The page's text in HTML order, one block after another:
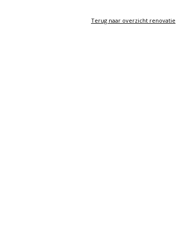
Terug naar overzicht renovatie